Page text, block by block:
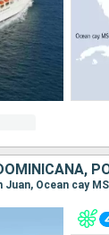
Ocean cay